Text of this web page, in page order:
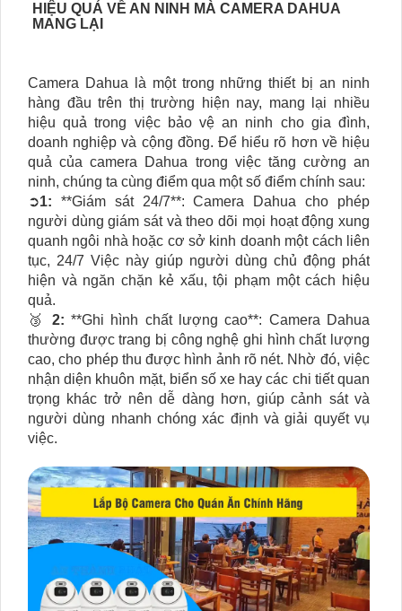
HIỆU QUẢ VỀ AN NINH MÀ CAMERA DAHUA
MANG LẠI
Camera Dahua là một trong những thiết bị an ninh
hàng đầu trên thị trường hiện nay, mang lại nhiều
hiệu quả trong việc bảo vệ an ninh cho gia đình,
doanh nghiệp và cộng đồng. Để hiểu rõ hơn về hiệu
quả của camera Dahua trong việc tăng cường an
ninh, chúng ta cùng điểm qua một số điểm chính sau:
➲1: **Giám sát 24/7**: Camera Dahua cho phép
người dùng giám sát và theo dõi mọi hoạt động xung
quanh ngôi nhà hoặc cơ sở kinh doanh một cách liên
tục, 24/7 Việc này giúp người dùng chủ động phát
hiện và ngăn chặn kẻ xấu, tội phạm một cách hiệu
quả.
🥉 2: **Ghi hình chất lượng cao**: Camera Dahua
thường được trang bị công nghệ ghi hình chất lượng
cao, cho phép thu được hình ảnh rõ nét. Nhờ đó, việc
nhận diện khuôn mặt, biển số xe hay các chi tiết quan
trọng khác trở nên dễ dàng hơn, giúp cảnh sát và
người dùng nhanh chóng xác định và giải quyết vụ
việc.